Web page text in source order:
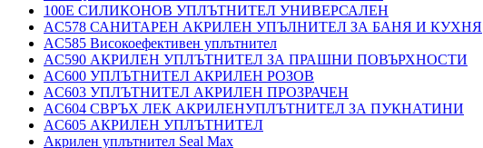
100E СИЛИКОНОВ УПЛЪТНИТЕЛ УНИВЕРСАЛЕН
AC578 САНИТАРЕН АКРИЛЕН УПЪЛНИТЕЛ ЗА БАНЯ И КУХНЯ
AC585 Високоефективен уплътнител
AC590 АКРИЛЕН УПЛЪТНИТЕЛ ЗА ПРАШНИ ПОВЪРХНОСТИ
AC600 УПЛЪТНИТЕЛ АКРИЛЕН РОЗОВ
AC603 УПЛЪТНИТЕЛ АКРИЛЕН ПРОЗРАЧЕН
AC604 СВРЪХ ЛЕК АКРИЛЕНУПЛЪТНИТЕЛ ЗА ПУКНАТИНИ
AC605 АКРИЛЕН УПЛЪТНИТЕЛ
Акрилен уплътнител Seal Max